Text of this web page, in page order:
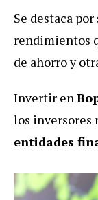
Se destaca
rendimientos
de ahorro y
Invertir en
los inversores
entidades